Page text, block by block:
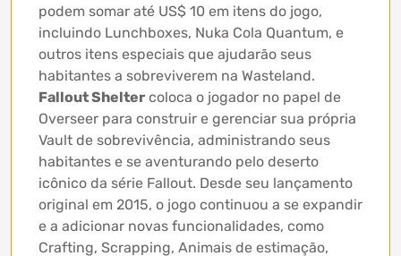
podem somar até US$ 10 em itens do jogo,
incluindo Lunchboxes, Nuka Cola Quantum, e
outros itens especiais que ajudarão seus
habitantes a sobreviverem na Wasteland.
Fallout Shelter coloca o jogador no papel de
Overseer para construir e gerenciar sua própria
Vault de sobrevivência, administrando seus
habitantes e se aventurando pelo deserto
icônico da série Fallout. Desde seu lançamento
original em 2015, o jogo continuou a se expandir
e a adicionar novas funcionalidades, como
Crafting, Scrapping, Animais de estimação,